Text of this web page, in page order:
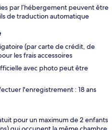
par l’hébergement peuvent être
de traduction automatique
(par carte de crédit, de
les frais accessoires
avec photo peut être
l'enregistrement : 18 ans
pour un maximum de 2 enfants